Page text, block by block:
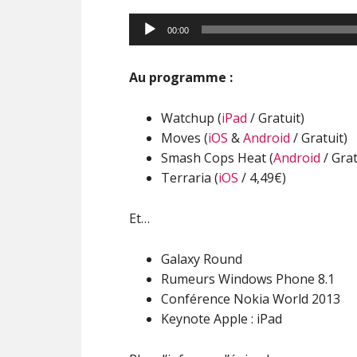
00:00
Au programme :
Watchup (iPad / Gratuit)
Moves (iOS &Android / Gratuit)
Smash Cops Heat (Android /
Terraria (iOS / 4,49€)
Et…
Galaxy Round
Rumeurs Windows Phone 8.1
Conférence Nokia World 2013
Keynote Apple : iPad